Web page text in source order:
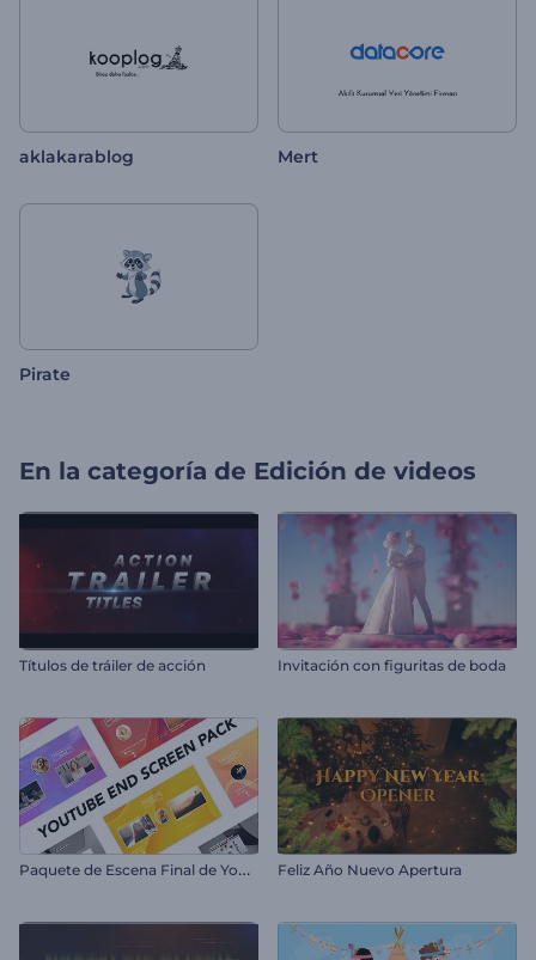
aklakarablog Mert
Pirate
En la categoría de Edición de videos
Títulos de tráiler de acción Invitación con figuritas de boda
P
aquete de Escena Final de YouTube Feliz Año Nuevo Apertura